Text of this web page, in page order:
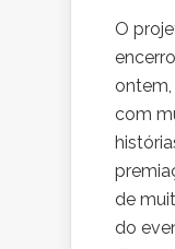
O
ontem,
com
de
do